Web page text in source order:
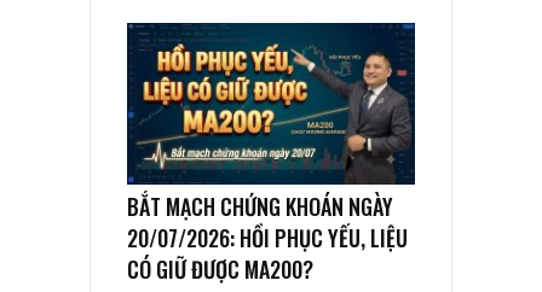
BẮT MẠCH CHỨNG KHOÁN NGÀY
20/07/2026: HỒI PHỤC YẾU, LIỆU
CÓ GIỮ ĐƯỢC MA200?